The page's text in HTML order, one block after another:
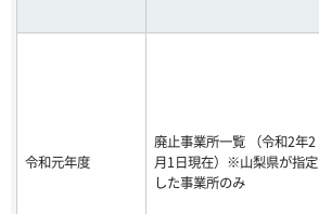
令和元年度
廃止事業所一覧 （令和2年2
月1日現在）※山梨県が指定
した事業所のみ